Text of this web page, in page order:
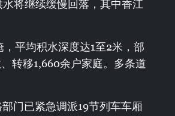
将继续缓慢回落，其中香江
平均积水深度达1至2米，部
转移1,660余户家庭。多条道
门已紧急调派19节列车车厢